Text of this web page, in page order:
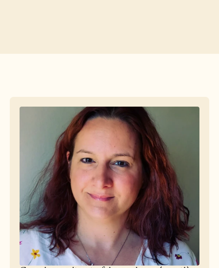
Témoignages clients
Carrières
Réserver une démonstration
Commencer l'essai gratuit